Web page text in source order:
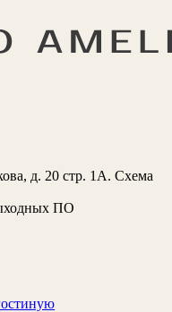
д. 20 стр. 1А. Схема
ПО